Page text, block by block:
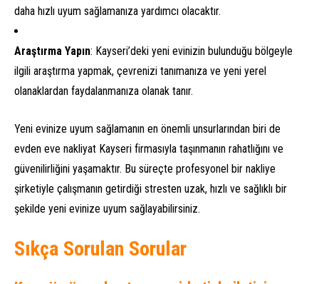
daha hızlı uyum sağlamanıza yardımcı olacaktır.
Araştırma Yapın: Kayseri’deki yeni evinizin bulunduğu bölgeyle
ilgili araştırma yapmak, çevrenizi tanımanıza ve yeni yerel
olanaklardan faydalanmanıza olanak tanır.
Yeni evinize uyum sağlamanın en önemli unsurlarından biri de
evden eve nakliyat Kayseri firmasıyla taşınmanın rahatlığını ve
güvenilirliğini yaşamaktır. Bu süreçte profesyonel bir nakliye
şirketiyle çalışmanın getirdiği stresten uzak, hızlı ve sağlıklı bir
şekilde yeni evinize uyum sağlayabilirsiniz.
Sıkça Sorulan Sorular